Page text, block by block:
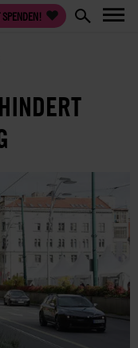
SPENDEN!